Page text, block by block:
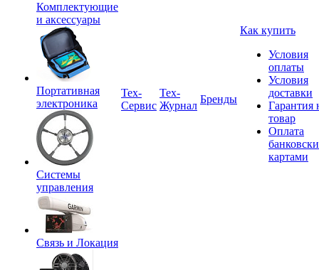
Комплектующие
и аксессуары
Портативная
электроника
Системы
управления
Связь и Локация
Tex-
Сервис
Тех-
Журнал
Бренды
Как купить
Условия
оплаты
Условия
доставки
Гарантия
товар
Оплата
картами